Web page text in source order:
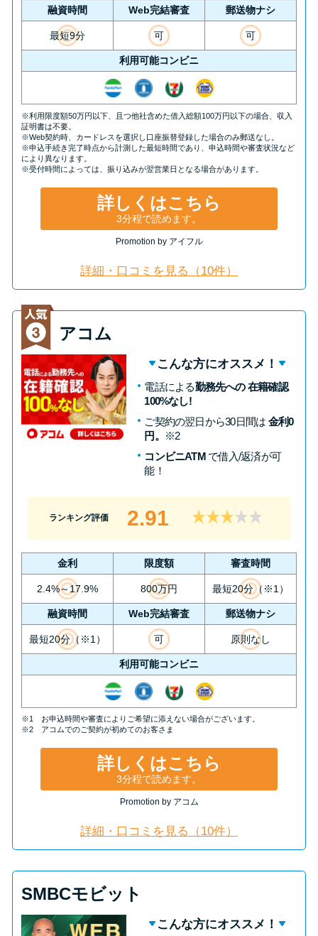
ブラックでもお金を借りるに
は？3つの判断基準と工面法
アコムはブラックでも審査に通
方法
アコムとレイクどっちがいい
の？ カードローンの選び方を徹
底解説！
プロミスの返済方法を徹底解
説！ もっとも便利でお得な返済
方法はどれ？
年収が低い＆他社借入があると
落ちる？バンクイックの口コミ
を分析
みずほ銀行カードローンの問い
合わせ先とシーン別の問い合わ
融資時間 Web完結審査 郵送物ナシ
最短9分 可 可
利用可能コンビニ
※利用限度額50万円以下、且つ他社含めた借入総額100万円以下の場合、収入
証明書は不要。
※Web契約時、カードレスを選択し口座振替登録した場合のみ郵送なし。
※申込手続き完了時点から計測した最短時間であり、申込時間や審査状況など
により異なります。
※受付時間によっては、振り込みが翌営業日となる場合があります。
詳しくはこちら
3分程で読めます。
Promotion by アイフル
詳細・口コミを見る（10件）
アコム
こんな方にオススメ！
電話による勤務先への 在籍確認
100%なし!
ご契約の翌日から30日間は 金利0
円。
※2
コンビニATM で借入/返済が可
能！
ランキング評価 2.91
金利 限度額 審査時間
2.4%～17.9% 800万円 最短20分（※1）
融資時間 Web完結審査 郵送物ナシ
最短20分（※1） 可 原則なし
利用可能コンビニ
※1 お申込時間や審査によりご希望に添えない場合がございます。
※2 アコムでのご契約が初めてのお客さま
詳しくはこちら
3分程で読めます。
Promotion by アコム
詳細・口コミを見る（10件）
SMBCモビット
こんな方にオススメ！